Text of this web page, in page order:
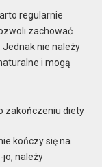
regularnie
zachować
nie należy
i mogą
zakończeniu diety
kończy się na
należy